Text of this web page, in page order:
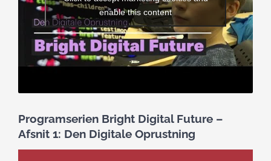
enable this content
Programserien Bright Digital Future –
Afsnit 1: Den Digitale Oprustning